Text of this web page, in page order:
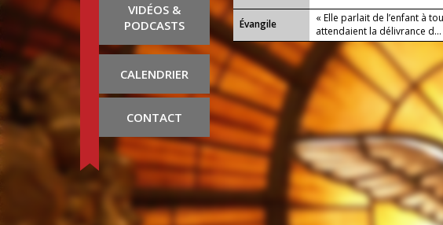
VIDÉOS &
PODCASTS
CALENDRIER
CONTACT
Évangile
« Elle parlait de l’enfant à
attendaient la délivrance d...